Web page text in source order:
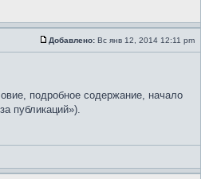
Добавлено: Вс янв 12, 2014 12:11 pm
подробное содержание, начало
публикаций»).